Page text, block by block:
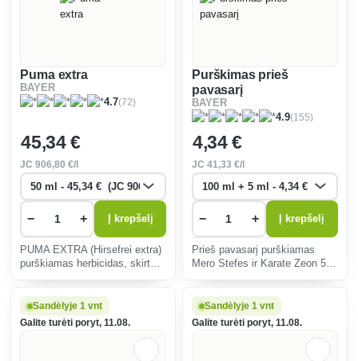
Puma extra
BAYER
4.7(72)
45,34 €
JC906,80 €/l
− + Į krepšelį
PUMA EXTRA (Hirsefrei extra)
purškiamas herbicidas, skirtas
asiūklių ir kitų vienamečių
plačialapių piktžolių kontro
Purškimas prieš
pavasarį
BAYER
4.9(155)
4,34 €
JC 41,33 €/l
− + Į krepšelį
Prieš pavasarį purškiamas
Mero Stefes ir Karate Zeon 5
dekoratyvinių medžių
apdorojimui nuo žiemojančių
Sandėlyje 1 vnt
Galite turėti poryt, 11.08.
Sandėlyje 1 vnt
Galite turėti poryt, 11.08.